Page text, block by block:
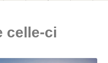
celle-ci